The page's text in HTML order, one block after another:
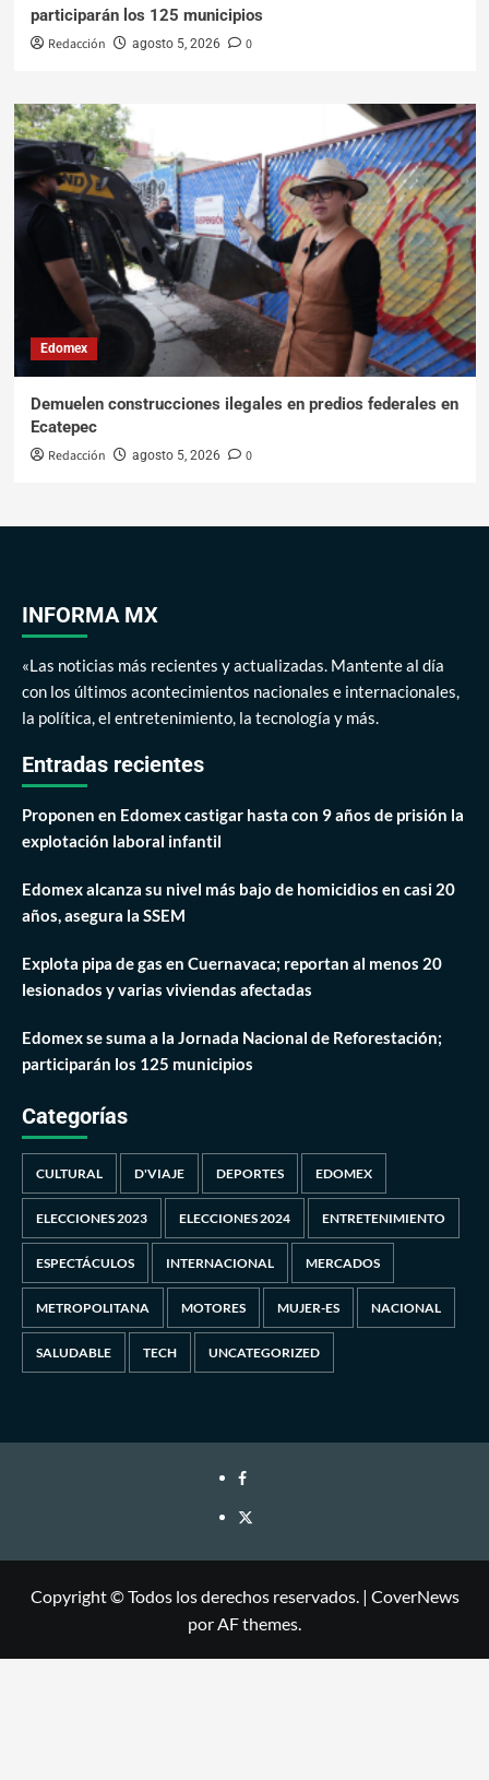
participarán los 125 municipios
Redacción agosto 5, 2026 0
Edomex
Demuelen construcciones ilegales en predios federales en
Ecatepec
Redacción agosto 5, 2026 0
INFORMA MX
«Las noticias más recientes y actualizadas. Mantente al día
con los últimos acontecimientos nacionales e internacionales,
la política, el entretenimiento, la tecnología y más.
Entradas recientes
Proponen en Edomex castigar hasta con 9 años de prisión la
explotación laboral infantil
Edomex alcanza su nivel más bajo de homicidios en casi 20
años, asegura la SSEM
Explota pipa de gas en Cuernavaca; reportan al menos 20
lesionados y varias viviendas afectadas
Edomex se suma a la Jornada Nacional de Reforestación;
participarán los 125 municipios
Categorías
CULTURAL D'VIAJE DEPORTES EDOMEX
ELECCIONES 2023 ELECCIONES 2024 ENTRETENIMIENTO
ESPECTÁCULOS INTERNACIONAL MERCADOS
METROPOLITANA MOTORES MUJER-ES NACIONAL
SALUDABLE TECH UNCATEGORIZED
Copyright © Todos los derechos reservados. | CoverNews
por AF themes.